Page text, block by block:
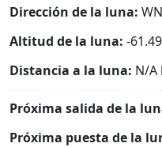
Dirección de la luna:
Altitud de la luna: -
Distancia a la luna: N/A
Próxima salida de la
Próxima puesta de la